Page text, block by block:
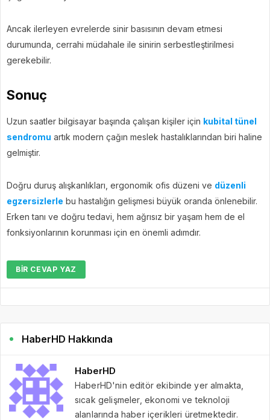
Ancak ilerleyen evrelerde sinir basısının devam etmesi
durumunda, cerrahi müdahale ile sinirin serbestleştirilmesi
gerekebilir.
Sonuç
Uzun saatler bilgisayar başında çalışan kişiler için kubital tünel
sendromu artık modern çağın meslek hastalıklarından biri haline
gelmiştir.
Doğru duruş alışkanlıkları, ergonomik ofis düzeni ve düzenli
egzersizlerle bu hastalığın gelişmesi büyük oranda önlenebilir.
Erken tanı ve doğru tedavi, hem ağrısız bir yaşam hem de el
fonksiyonlarının korunması için en önemli adımdır.
BIR CEVAP YAZ
HaberHD Hakkında
HaberHD
HaberHD'nin editör ekibinde yer almakta,
sıcak gelişmeler, ekonomi ve teknoloji
alanlarında haber içerikleri üretmektedir.